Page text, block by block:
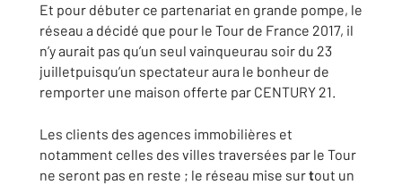
Et pour débuter ce partenariat en grande pompe, le
réseau a décidé que pour le Tour de France 2017, il
n’y aurait pas qu’un seul vainqueurau soir du 23
juilletpuisqu’un spectateur aura le bonheur de
remporter une maison offerte par CENTURY 21.
Les clients des agences immobilières et
notamment celles des villes traversées par le Tour
ne seront pas en reste ; le réseau mise surtout un